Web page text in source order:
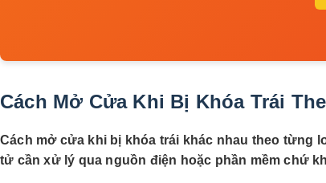
Cách Mở Cửa Khi Bị Khóa Trái
Cách mở cửa khi bị khóa trái khác nhau theo từng
tử cần xử lý qua nguồn điện hoặc phần mềm chứ